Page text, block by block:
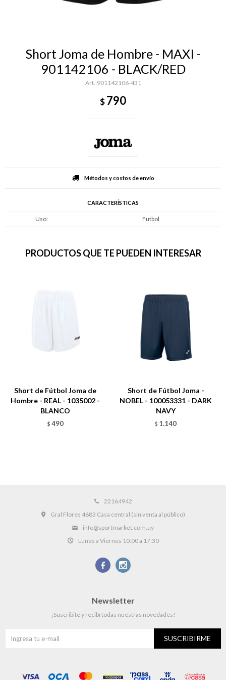
Short Joma de Hombre - MAXI -
901142106 - BLACK/RED
901142106-431
$790
Métodos y costos de envío
CARACTERÍSTICAS
Uso Futbol
PRODUCTOS QUE TE PUEDEN INTERESAR
Short de Fútbol Joma de
Hombre - REAL - 1035002 -
BLANCO
$ 490
Short de Fútbol Joma -
NOBEL - 100053331 - DARK
NAVY
$ 1.140
22164942
Gral Flores 4683 Casa central (sin venta al público)
info@sportmarket.com.uy
Lunes a Viernes 10:00 a 17:30
 
Newsletter
¡Suscribite y recibí todas nuestras novedades!
SUSCRIBIRME